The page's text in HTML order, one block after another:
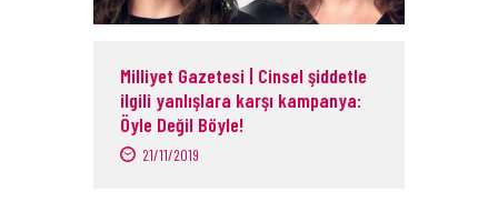
Milliyet Gazetesi | Cinsel şiddetle
ilgili yanlışlara karşı kampanya:
Öyle Değil Böyle!
21/11/2019